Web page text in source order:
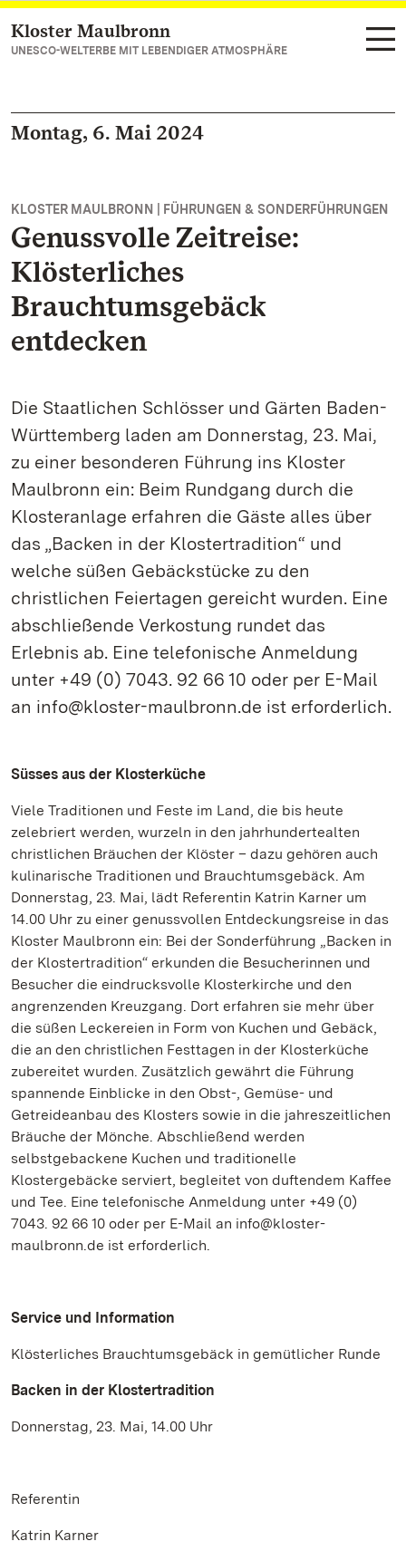
Zum Hauptinhalt springen
Kloster Maulbronn
UNESCO-WELTERBE MIT LEBENDIGER ATMOSPHÄRE
Montag, 6. Mai 2024
KLOSTER MAULBRONN | FÜHRUNGEN & SONDERFÜHRUNGEN
Genussvolle Zeitreise:
Klösterliches
Brauchtumsgebäck
entdecken
Die Staatlichen Schlösser und Gärten Baden-
Württemberg laden am Donnerstag, 23. Mai,
zu einer besonderen Führung ins Kloster
Maulbronn ein: Beim Rundgang durch die
Klosteranlage erfahren die Gäste alles über
das „Backen in der Klostertradition“ und
welche süßen Gebäckstücke zu den
christlichen Feiertagen gereicht wurden. Eine
abschließende Verkostung rundet das
Erlebnis ab. Eine telefonische Anmeldung
unter +49 (0) 7043. 92 66 10 oder per E-Mail
an info@kloster-maulbronn.de ist erforderlich.
Süsses aus der Klosterküche
Viele Traditionen und Feste im Land, die bis heute
zelebriert werden, wurzeln in den jahrhundertealten
christlichen Bräuchen der Klöster – dazu gehören auch
kulinarische Traditionen und Brauchtumsgebäck. Am
Donnerstag, 23. Mai, lädt Referentin Katrin Karner um
14.00 Uhr zu einer genussvollen Entdeckungsreise in das
Kloster Maulbronn ein: Bei der Sonderführung „Backen in
der Klostertradition“ erkunden die Besucherinnen und
Besucher die eindrucksvolle Klosterkirche und den
angrenzenden Kreuzgang. Dort erfahren sie mehr über
die süßen Leckereien in Form von Kuchen und Gebäck,
die an den christlichen Festtagen in der Klosterküche
zubereitet wurden. Zusätzlich gewährt die Führung
spannende Einblicke in den Obst-, Gemüse- und
Getreideanbau des Klosters sowie in die jahreszeitlichen
Bräuche der Mönche. Abschließend werden
selbstgebackene Kuchen und traditionelle
Klostergebäcke serviert, begleitet von duftendem Kaffee
und Tee. Eine telefonische Anmeldung unter +49 (0)
7043. 92 66 10 oder per E-Mail an info@kloster-
maulbronn.de ist erforderlich.
Service und Information
Klösterliches Brauchtumsgebäck in gemütlicher Runde
Backen in der Klostertradition
Donnerstag, 23. Mai, 14.00 Uhr
Referentin
Katrin Karner